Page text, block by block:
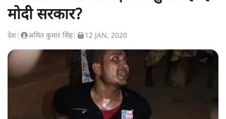
मोदी सरकार?
देश अमित कुमार सिंह| 12 JAN, 2020